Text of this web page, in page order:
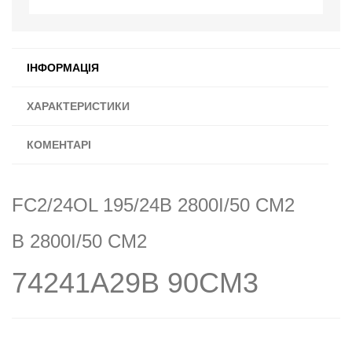
ІНФОРМАЦІЯ
ХАРАКТЕРИСТИКИ
КОМЕНТАРІ
FC2/24OL 195/24B 2800I/50 CM2
B 2800I/50 CM2
74241A29B 90CM3